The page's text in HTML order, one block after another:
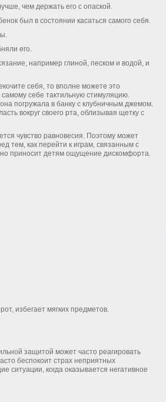
чем держать его с опа­ской.
был в состоянии касать­ся самого себя.
его.
например глиной, песком и водой, и
себя, то вполне можете это
себе тактильную стимуляцию.
погружала в банку с клубничным джемом.
вокруг своего рта, облизывая щетку с
чувство равновесия. Поэтому может
тем, как перейти к играм, связанным с
при­носит детям ощущение дискомфорта.
избегает мягких предметов.
защитой может часто реагировать
беспокоит страх неприятных
си­туации, когда оказывается негативное